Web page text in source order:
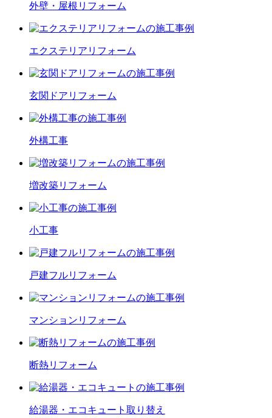
外壁・屋根 リフォーム
エクステリア リフォーム
玄関ドア リフォーム
外構工事
増改築リフォーム
小工事
戸建フルリフォーム
マンション リフォーム
断熱リフォーム
給湯器・エコキュート 取り替え